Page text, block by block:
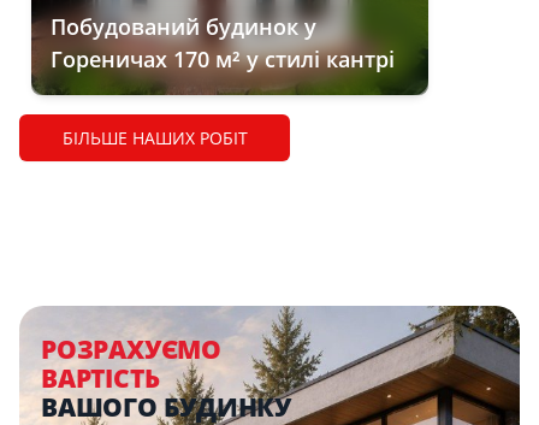
Побудований будинок у
Гореничах 170 м² у стилі кантрі
БІЛЬШЕ НАШИХ РОБІТ
РОЗРАХУЄМО
ВАРТІСТЬ
ВАШОГО БУДИНКУ